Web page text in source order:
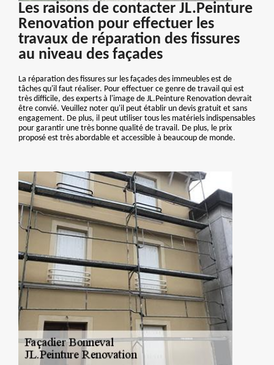
Les raisons de contacter JL.Peinture
Renovation pour effectuer les
travaux de réparation des fissures
au niveau des façades
La réparation des fissures sur les façades des immeubles est de
tâches qu'il faut réaliser. Pour effectuer ce genre de travail qui est
très difficile, des experts à l'image de JL.Peinture Renovation devrait
être convié. Veuillez noter qu'il peut établir un devis gratuit et sans
engagement. De plus, il peut utiliser tous les matériels indispensables
pour garantir une très bonne qualité de travail. De plus, le prix
proposé est très abordable et accessible à beaucoup de monde.